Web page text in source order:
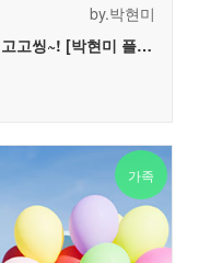
by.박현미
~! [박현미 플래너 추천]
가족